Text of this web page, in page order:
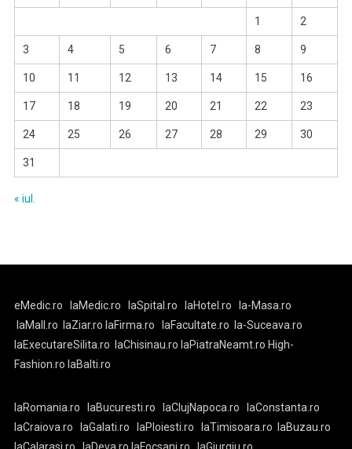
1 2
3 4 5 6 7 8 9
10 11 12 13 14 15 16
17 18 19 20 21 22 23
24 25 26 27 28 29 30
31
« iul.
eMedic.ro laMedic.ro laSpital.ro laHotel.ro
la-Masa.ro
laMall.ro
laZiar.ro laFirma.ro laFacultate.ro
la-Suceava.ro
laExecutareSilita.ro
laChisinau.ro laPiatraNeamt.ro High-
Fashion.ro laBalti.ro
laRomania.ro laBucuresti.ro laClujNapoca.ro
laConstanta.ro
laCraiova.ro
laGalati.ro laPloiesti.ro laTimisoara.ro
laBuzau.ro